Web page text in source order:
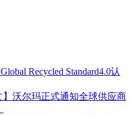
Recycled Standard4.0认
】沃尔玛正式通知全球供应商